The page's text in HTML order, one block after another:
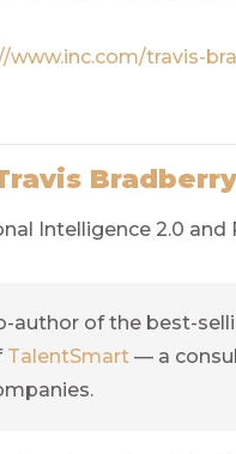
www.inc.com/travis-
Bradberry
Intelligence 2.0
author of the best-
TalentSmart — a